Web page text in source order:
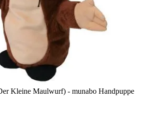
Kleine Maulwurf) - munabo Handpuppe